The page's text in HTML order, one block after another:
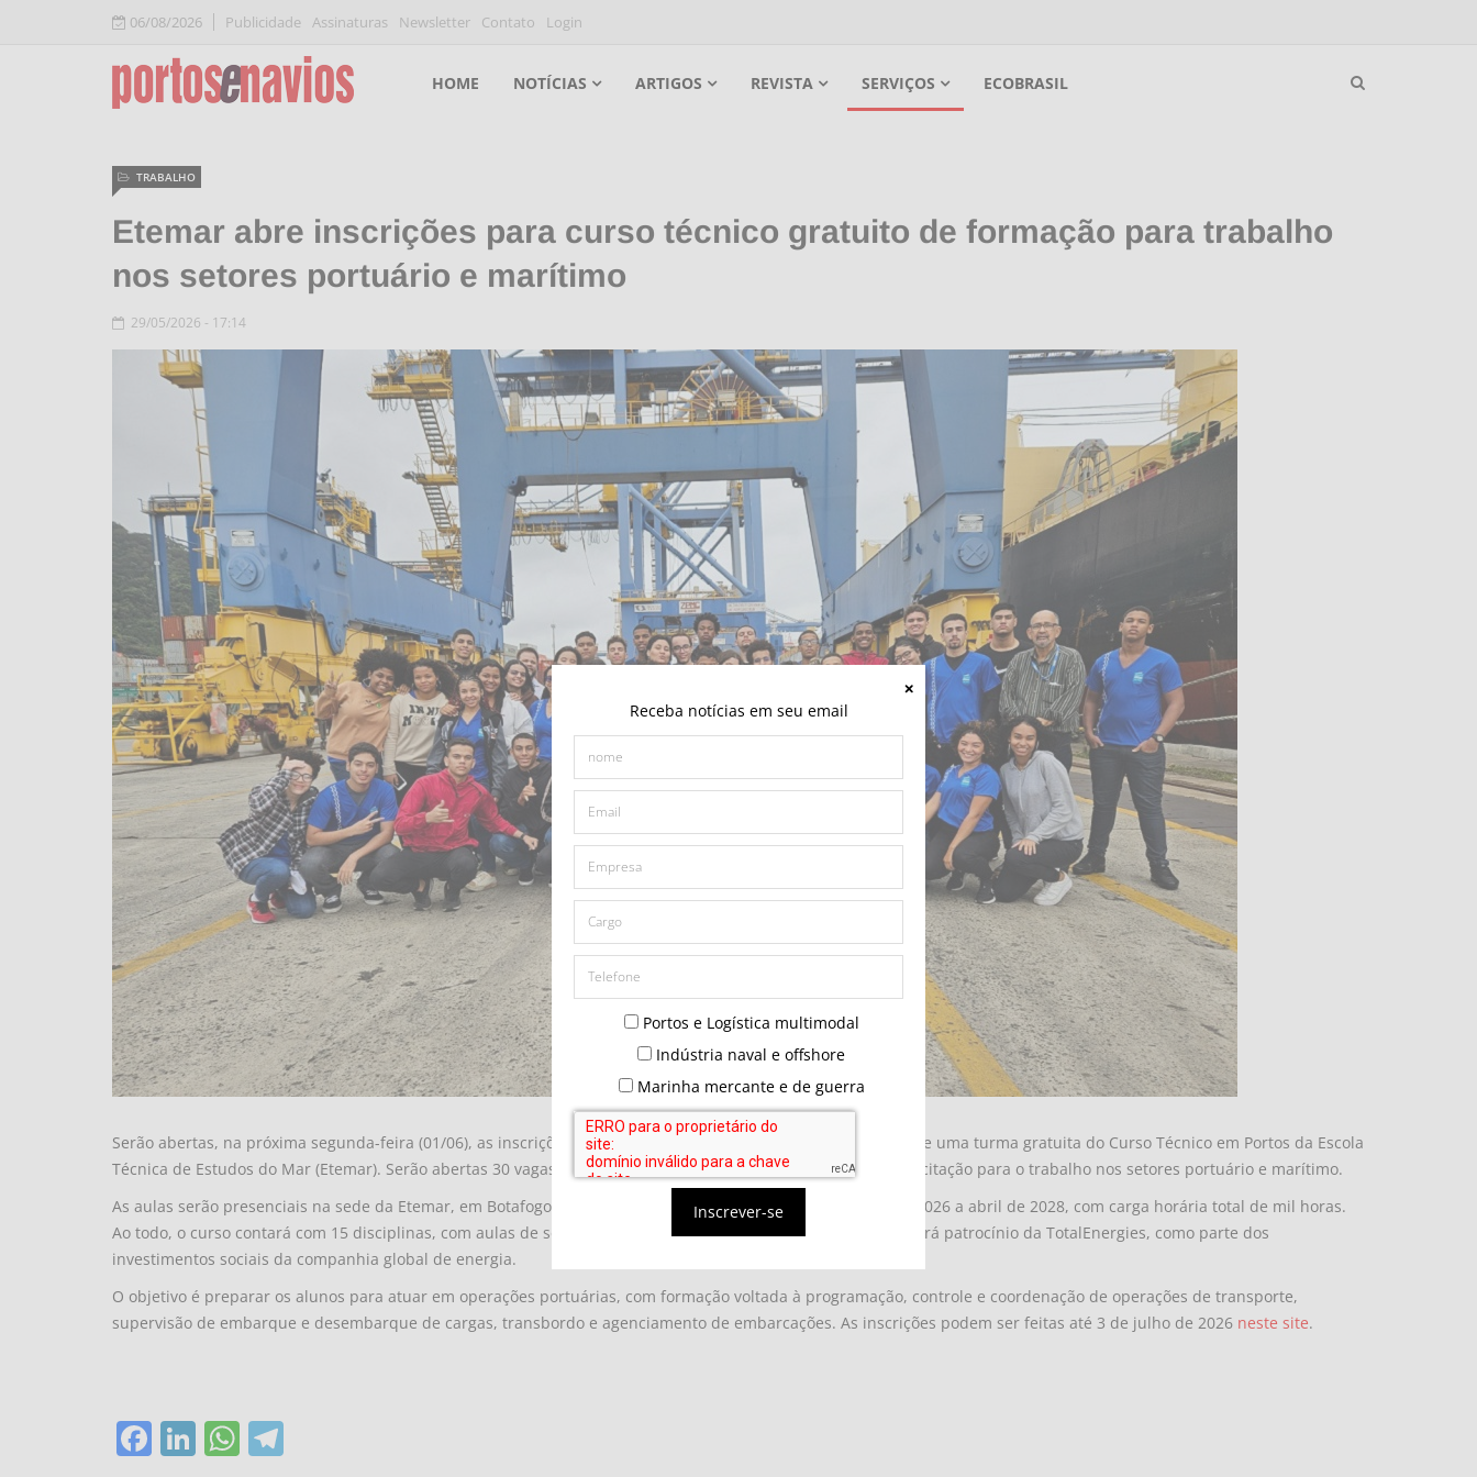
Receba notícias em seu email
Portos e Logística multimodal
Indústria naval e offshore
Marinha mercante e de guerra
Inscrever-se
06/08/2026 Publicidade Assinaturas Newsletter Contato Login
HOME NOTÍCIAS ARTIGOS REVISTA SERVIÇOS ECOBRASIL
Etemar abre inscrições para curso técnico gratuito de formação para trabalho
nos setores portuário e marítimo
TRABALHO
29/05/2026 - 17:14
Serão abertas, na próxima segunda-feira (01/06), as inscrições para a seleção de interessados em participar de uma turma gratuita do Curso Técnico em Portos da Escola
Técnica de Estudos do Mar (Etemar). Serão abertas 30 vagas, destinadas a pessoas de baixa renda, para capacitação para o trabalho nos setores portuário e marítimo.
As aulas serão presenciais na sede da Etemar, em Botafogo, no Rio de Janeiro, e se estenderão de agosto de 2026 a abril de 2028, com carga horária total de mil horas.
Ao todo, o curso contará com 15 disciplinas, com aulas de segunda a sexta-feira, das 18h às 21h15. O curso terá patrocínio da TotalEnergies, como parte dos
investimentos sociais da companhia global de energia.
O objetivo é preparar os alunos para atuar em operações portuárias, com formação voltada à programação, controle e coordenação de operações de transporte,
supervisão de embarque e desembarque de cargas, transbordo e agenciamento de embarcações. As inscrições podem ser feitas até 3 de julho de 2026 neste site.
Facebook
LinkedIn
WhatsApp